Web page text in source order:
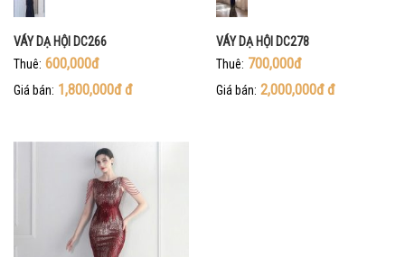
VÁY DẠ HỘI DC266
Thuê: 600,000đ
Giá bán: 1,800,000đđ
VÁY DẠ HỘI DC278
Thuê: 700,000đ
Giá bán: 2,000,000đđ